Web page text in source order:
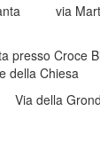
via
presso Croce
della Chiesa
della